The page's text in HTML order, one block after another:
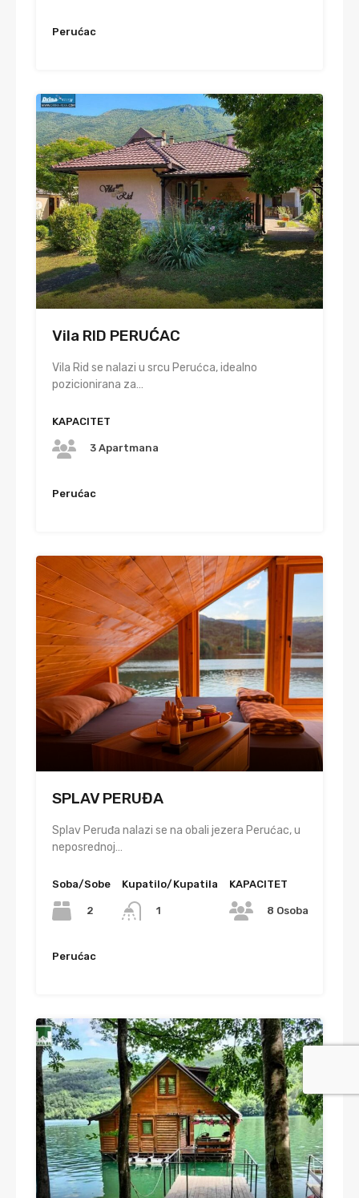
Perućac
Vila RID PERUĆAC
Vila Rid se nalazi u srcu Perućca, idealno
pozicionirana za…
KAPACITET
3 Apartmana
Perućac
SPLAV PERUĐA
Splav Peruđa nalazi se na obali jezera Perućac, u
neposrednoj…
Soba/Sobe
2
Kupatilo/Kupatila
1
KAPACITET
8 Osoba
Perućac